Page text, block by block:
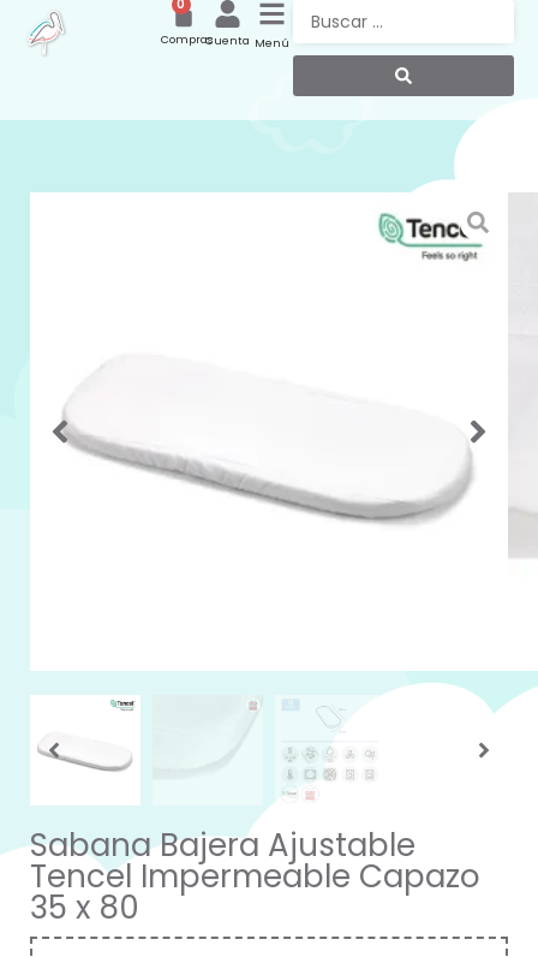
Menú
Cuenta
0
Compras
Sabana Bajera Ajustable
Tencel Impermeable Capazo
35 x 80